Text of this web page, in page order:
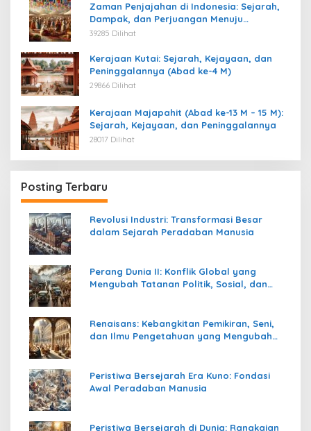
Zaman Penjajahan di Indonesia: Sejarah,
Dampak, dan Perjuangan Menuju
Kemerdekaan
39285 Dilihat
Kerajaan Kutai: Sejarah, Kejayaan, dan
Peninggalannya (Abad ke-4 M)
29866 Dilihat
Kerajaan Majapahit (Abad ke-13 M – 15 M):
Sejarah, Kejayaan, dan Peninggalannya
28017 Dilihat
Posting Terbaru
Revolusi Industri: Transformasi Besar
dalam Sejarah Peradaban Manusia
Perang Dunia II: Konflik Global yang
Mengubah Tatanan Politik, Sosial, dan
Renaisans: Kebangkitan Pemikiran, Seni,
dan Ilmu Pengetahuan yang Mengubah
Peristiwa Bersejarah Era Kuno: Fondasi
Awal Peradaban Manusia
Peristiwa Bersejarah di Dunia: Rangkaian